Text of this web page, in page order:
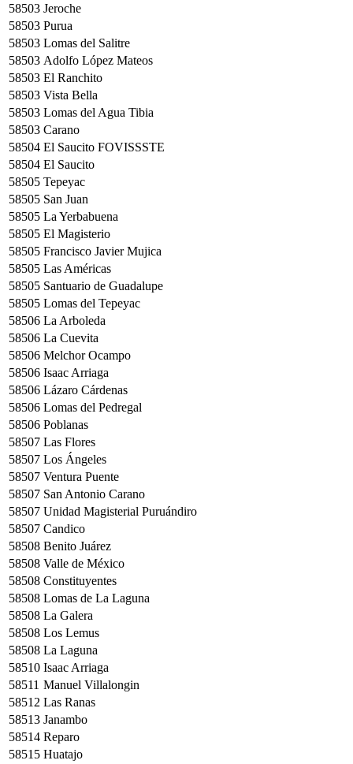
58503 Jeroche
58503 Purua
58503 Lomas del Salitre
58503 Adolfo López Mateos
58503 El Ranchito
58503 Vista Bella
58503 Lomas del Agua Tibia
58503 Carano
58504 El Saucito FOVISSSTE
58504 El Saucito
58505 Tepeyac
58505 San Juan
58505 La Yerbabuena
58505 El Magisterio
58505 Francisco Javier Mujica
58505 Las Américas
58505 Santuario de Guadalupe
58505 Lomas del Tepeyac
58506 La Arboleda
58506 La Cuevita
58506 Melchor Ocampo
58506 Isaac Arriaga
58506 Lázaro Cárdenas
58506 Lomas del Pedregal
58506 Poblanas
58507 Las Flores
58507 Los Ángeles
58507 Ventura Puente
58507 San Antonio Carano
58507 Unidad Magisterial Puruándiro
58507 Candico
58508 Benito Juárez
58508 Valle de México
58508 Constituyentes
58508 Lomas de La Laguna
58508 La Galera
58508 Los Lemus
58508 La Laguna
58510 Isaac Arriaga
58511 Manuel Villalongin
58512 Las Ranas
58513 Janambo
58514 Reparo
58515 Huatajo